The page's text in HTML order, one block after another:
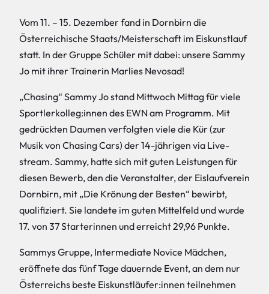
Vom 11. – 15. Dezember fand in Dornbirn die
Österreichische Staats/Meisterschaft im Eiskunstlauf
statt. In der Gruppe Schüler mit dabei: unsere Sammy
Jo mit ihrer Trainerin Marlies Nevosad!
„Chasing“ Sammy Jo stand Mittwoch Mittag für viele
Sportlerkolleg:innen des EWN am Programm. Mit
gedrückten Daumen verfolgten viele die Kür (zur
Musik von Chasing Cars) der 14-jährigen via Live-
stream. Sammy, hatte sich mit guten Leistungen für
diesen Bewerb, den die Veranstalter, der Eislaufverein
Dornbirn, mit „Die Krönung der Besten“ bewirbt,
qualifiziert. Sie landete im guten Mittelfeld und wurde
17. von 37 Starterinnen und erreicht 29,96 Punkte.
Sammys Gruppe, Intermediate Novice Mädchen,
eröffnete das fünf Tage dauernde Event, an dem nur
Österreichs beste Eiskunstläufer:innen teilnehmen